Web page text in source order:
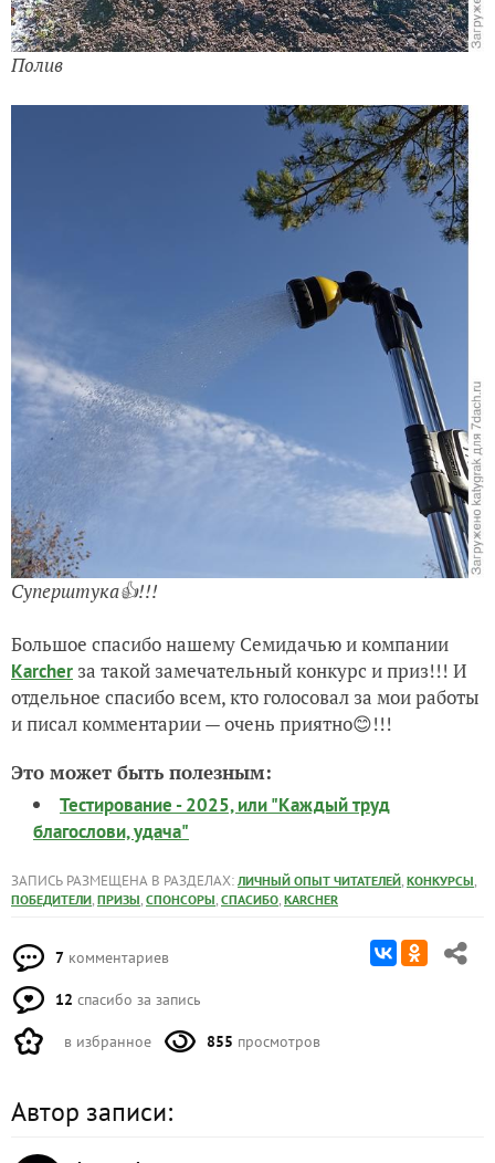
Полив
Суперштука👍!!!
Большое спасибо нашему Семидачью и компании
Karcher за такой замечательный конкурс и приз!!! И
отдельное спасибо всем, кто голосовал за мои работы
и писал комментарии — очень приятно😊!!!
Это может быть полезным:
Тестирование - 2025, или "Каждый труд
благослови, удача"
ЗАПИСЬ РАЗМЕЩЕНА В РАЗДЕЛАХ: ЛИЧНЫЙ ОПЫТ ЧИТАТЕЛЕЙ, КОНКУРСЫ,
ПОБЕДИТЕЛИ, ПРИЗЫ, СПОНСОРЫ, СПАСИБО, KARCHER
7 комментариев
12 спасибо за запись
в избранное 855 просмотров
Автор записи: